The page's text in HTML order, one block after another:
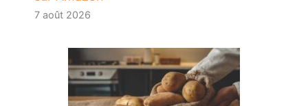
7 août 2026